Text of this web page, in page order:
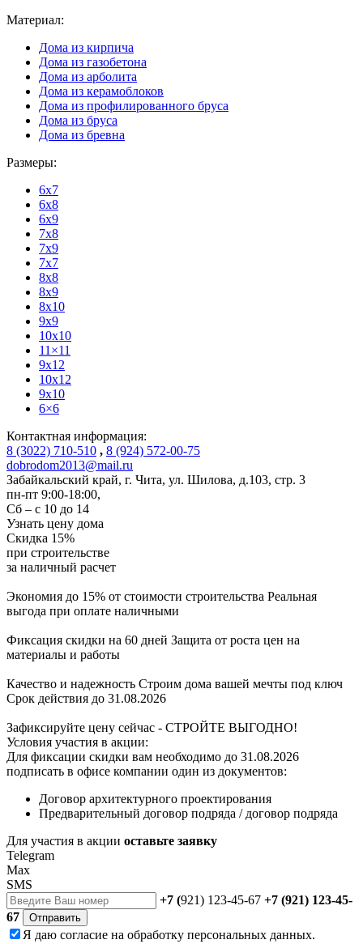
Материал:
Дома из кирпича
Дома из газобетона
Дома из арболита
Дома из керамоблоков
Дома из профилированного бруса
Дома из бруса
Дома из бревна
Размеры:
6x7
6x8
6x9
7x8
7x9
7x7
8x8
8x9
8x10
9x9
10x10
11×11
9x12
10x12
9x10
6×6
Контактная информация:
8 (3022) 710-510 , 8 (924) 572-00-75
dobrodom2013@mail.ru
Забайкальский край, г. Чита, ул. Шилова, д.103, стр. 3
пн-пт 9:00-18:00,
Сб – с 10 до 14
Узнать цену дома
Скидка 15%
при строительстве
за наличный расчет
Экономия до 15% от стоимости строительства Реальная
выгода при оплате наличными
Фиксация скидки на 60 дней Защита от роста цен на
материалы и работы
Качество и надежность Строим дома вашей мечты под ключ
Срок действия до 31.08.2026
Зафиксируйте цену сейчас - СТРОЙТЕ ВЫГОДНО!
Условия участия в акции:
Для фиксации скидки вам необходимо до 31.08.2026
подписать в офисе компании один из документов:
Договор архитектурного проектирования
Предварительный договор подряда / договор подряда
Для участия в акции оставьте заявку
Telegram
Max
SMS
+7 (921) 123-45-67 +7 (921) 123-45-
67
Отправить
Я даю согласие на обработку персональных данных.